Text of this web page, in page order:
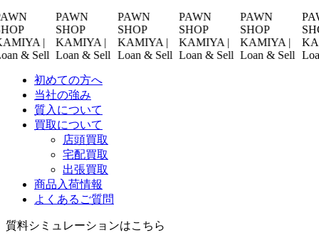
|
Sell
PAWN
SHOP
KAMIYA |
Loan & Sell
PAWN
SHOP
KAMIYA |
Loan & Sell
PAWN
SHOP
KAMIYA |
Loan & Sell
PAWN
SHOP
KAMIYA |
Loan & Sell
PAWN
SHOP
Loan
初めての方へ
当社の強み
質入について
買取について
店頭買取
宅配買取
出張買取
商品入荷情報
よくあるご質問
質料シミュレーションはこちら